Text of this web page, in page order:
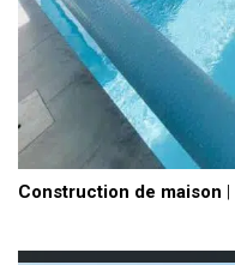
Construction de maison |